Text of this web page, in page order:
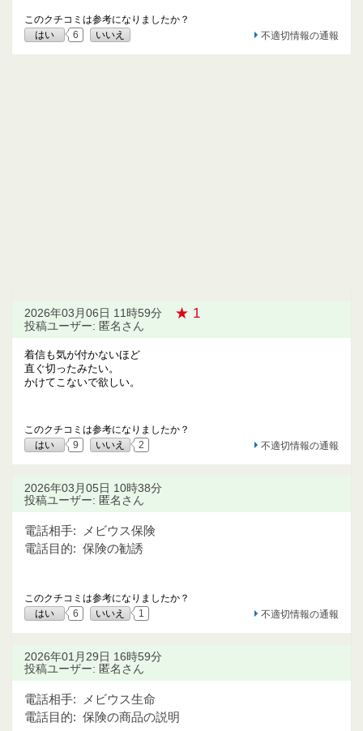
このクチコミは参考になりましたか？
はい
6 いいえ 不適切情報の通報
2026年03月06日 11時59分 ★ 1
投稿ユーザー: 匿名さん
着信も気が付かないほど
直ぐ切ったみたい。
かけてこないで欲しい。
このクチコミは参考になりましたか？
はい
9 いいえ 2 不適切情報の通報
2026年03月05日 10時38分
投稿ユーザー: 匿名さん
電話相手:
メビウス保険
電話目的: 保険の勧誘
このクチコミは参考になりましたか？
はい
6 いいえ 1 不適切情報の通報
2026年01月29日 16時59分
投稿ユーザー: 匿名さん
電話相手:
メビウス生命
電話目的: 保険の商品の説明